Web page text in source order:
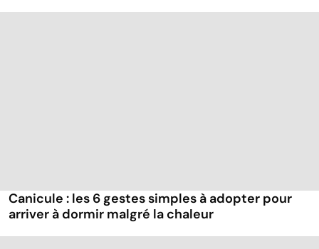
Canicule : les 6 gestes simples à adopter pour
arriver à dormir malgré la chaleur